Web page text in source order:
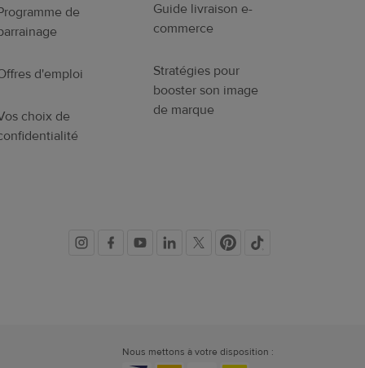
de
d'emploi
choix de
Guide livraison e-
commerce
Stratégies pour
booster son image
de marque
Liens
Nous mettons à votre disposition :